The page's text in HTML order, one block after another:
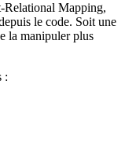
Relational Mapping,
le code. Soit une
la manipuler plus
: